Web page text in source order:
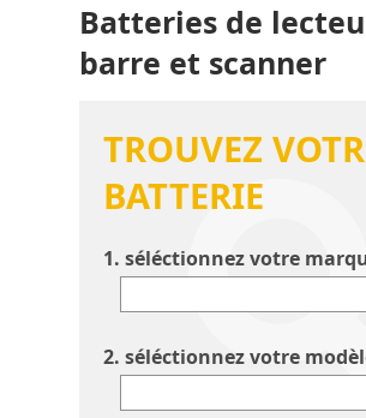
Batteries de
barre et scanner
TROUVEZ
BATTERIE
1. séléctionnez votre
2. séléctionnez votre